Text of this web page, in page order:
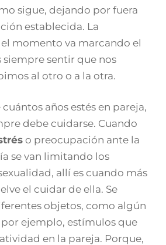
sigue, dejando por fuera
establecida. La
momento va marcando el
sentir que nos
al otro o a la otra.
años estés en pareja,
debe cuidarse. Cuando
o preocupación ante la
se van limitando los
allí es cuando más
el cuidar de ella. Se
objetos, como algún
por ejemplo, estímulos que
en la pareja. Porque,